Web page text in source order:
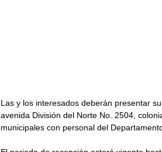
Las y los interesados deberán presentar
avenida División del Norte No. 2504,
municipales con personal del